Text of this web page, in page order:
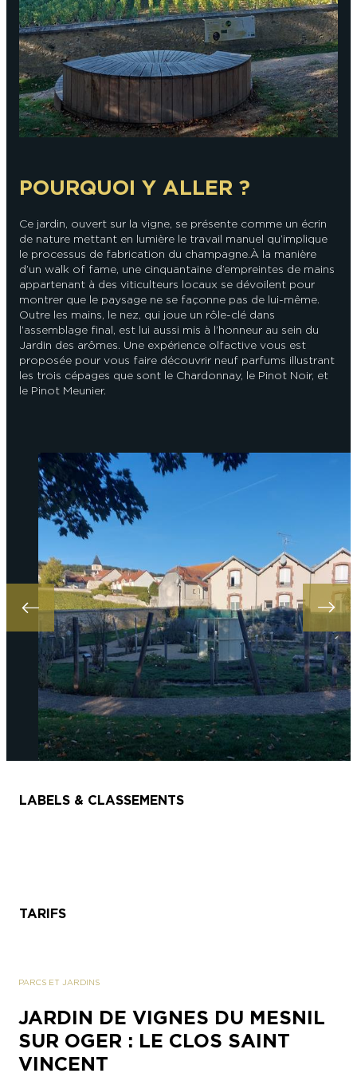
En couple En solo Épicurien En famille En groupe
POURQUOI Y ALLER ?
Ce jardin, ouvert sur la vigne, se présente comme un écrin
de nature mettant en lumière le travail manuel qu’implique
le processus de fabrication du champagne.À la manière
d’un walk of fame, une cinquantaine d’empreintes de mains
appartenant à des viticulteurs locaux se dévoilent pour
montrer que le paysage ne se façonne pas de lui-même.
Outre les mains, le nez, qui joue un rôle-clé dans
l’assemblage final, est lui aussi mis à l’honneur au sein du
Jardin des arômes. Une expérience olfactive vous est
proposée pour vous faire découvrir neuf parfums illustrant
les trois cépages que sont le Chardonnay, le Pinot Noir, et
le Pinot Meunier.
LABELS & CLASSEMENTS
TARIFS
PARCS ET JARDINS
JARDIN DE VIGNES DU MESNIL
SUR OGER : LE CLOS SAINT
VINCENT